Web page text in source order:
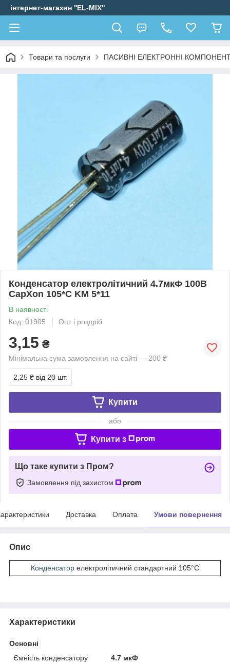
інтернет-магазин ''EL-MIX"
Товари та послуги ПАСИВНІ ЕЛЕКТРОННІ
Конденсатор електролітичний 4.7мкФ 100В
CapXon 105*C KM 5*11
В наявності
Код: 01905
Опт і роздріб
3,15 ₴
Мінімальна сума замовлення на сайті — 200 ₴
2,25 ₴ від 20 шт.
Купити
або
Купити з
Що таке купити з Пром?
Замовлення під захистом
Доставка Оплата Умови повернення
Опис
Конденсатор електролітичний стандартний 105°С
Характеристики
Основні
Ємність конденсатору
4.7 мкФ